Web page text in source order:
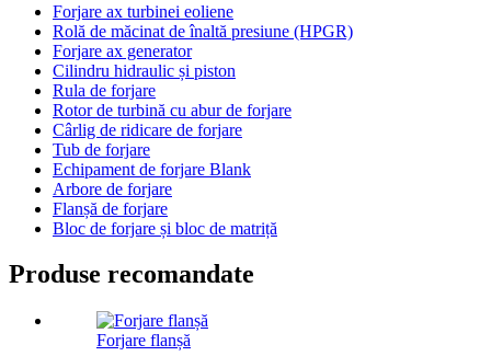
Forjare ax turbinei eoliene
Rolă de măcinat de înaltă presiune (HPGR)
Forjare ax generator
Cilindru hidraulic și piston
Rula de forjare
Rotor de turbină cu abur de forjare
Cârlig de ridicare de forjare
Tub de forjare
Echipament de forjare Blank
Arbore de forjare
Flanșă de forjare
Bloc de forjare și bloc de matriță
Produse recomandate
Forjare flanșă